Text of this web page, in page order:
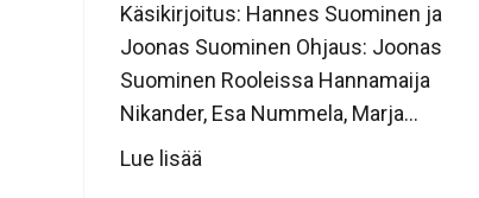
Käsikirjoitus: Hannes Suominen ja
Joonas Suominen Ohjaus: Joonas
Suominen Rooleissa Hannamaija
Nikander, Esa Nummela, Marja...
Lue lisää